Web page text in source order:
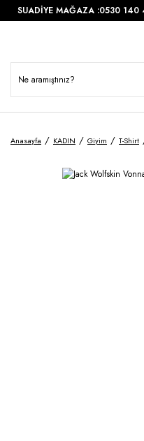
SUADİYE MAĞAZA :0530
Anasayfa KADIN Giyim T-Shirt